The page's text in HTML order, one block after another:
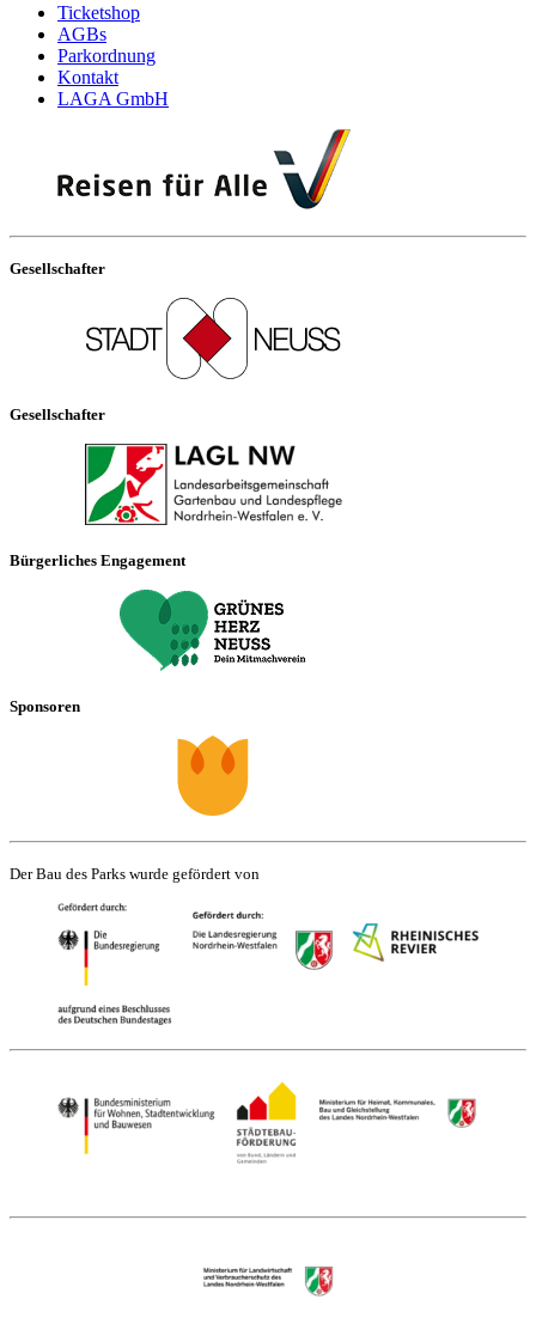
Ticketshop
AGBs
Parkordnung
Kontakt
LAGA GmbH
Gesellschafter
Gesellschafter
Bürgerliches Engagement
Sponsoren
Der Bau des Parks wurde gefördert von